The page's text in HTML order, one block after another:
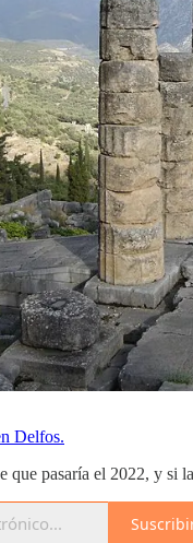
Delfos.
que pasaría el 2022, y si